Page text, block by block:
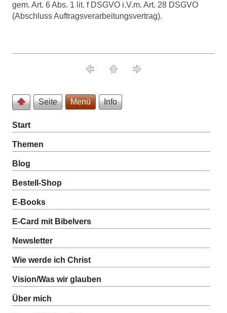
gem. Art. 6 Abs. 1 lit. f DSGVO i.V.m. Art. 28 DSGVO
(Abschluss Auftragsverarbeitungsvertrag).
Seite Menü Info
Start
Themen
Blog
Bestell-Shop
E-Books
E-Card mit Bibelvers
Newsletter
Wie werde ich Christ
Vision/Was wir glauben
Über mich